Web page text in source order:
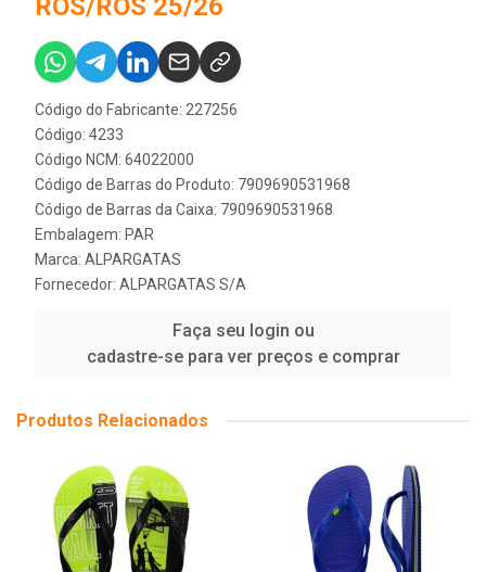
ROS/ROS 25/26
Código do Fabricante: 227256
Código: 4233
Código NCM: 64022000
Código de Barras do Produto: 7909690531968
Código de Barras da Caixa: 7909690531968
Embalagem: PAR
Marca: ALPARGATAS
Fornecedor: ALPARGATAS S/A
Faça seu login ou
cadastre-se para ver preços e comprar
Produtos Relacionados